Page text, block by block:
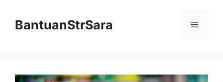
contentBantuanStrSara Menu